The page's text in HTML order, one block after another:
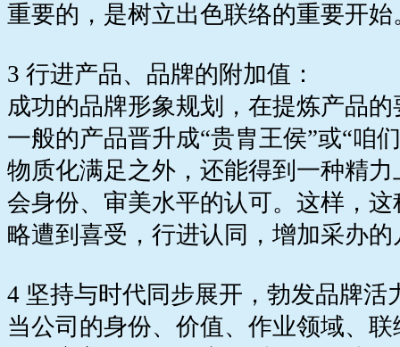
重要的，是树立出色联络的重要开始
3 行进产品、品牌的附加值：
成功的品牌形象规划，在提炼产品
一般的产品晋升成“贵胄王侯”或“咱
物质化满足之外，还能得到一种精
会身份、审美水平的认可。这样，
略遭到喜受，行进认同，增加采办的
4 坚持与时代同步展开，勃发品牌活
当公司的身份、价值、作业领域、